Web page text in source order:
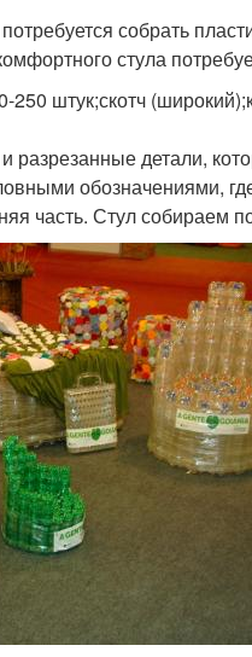
собрать
стула
штук;скотч
разрезанные детали,
обозначениями,
часть. Стул собираем